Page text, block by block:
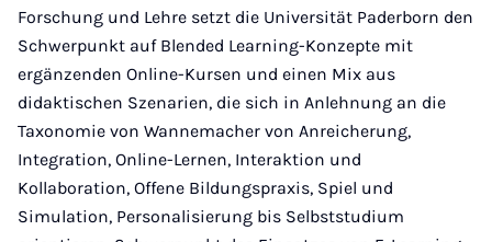
Forschung und Lehre setzt die Universität Paderborn den
Schwerpunkt auf Blended Learning-Konzepte mit
ergänzenden Online-Kursen und einen Mix aus
didaktischen Szenarien, die sich in Anlehnung an die
Taxonomie von Wannemacher von Anreicherung,
Integration, Online-Lernen, Interaktion und
Kollaboration, Offene Bildungspraxis, Spiel und
Simulation, Personalisierung bis Selbststudium